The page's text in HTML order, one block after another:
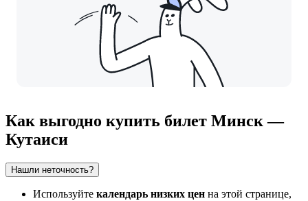
Как выгодно купить билет Минск —
Кутаиси
Нашли неточность?
Используйте календарь низких цен на этой странице,